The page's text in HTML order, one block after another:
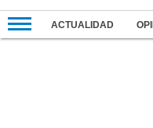
ACTUALIDAD